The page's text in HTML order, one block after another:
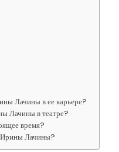
Лачины в ее карьере?
Лачины в театре?
время?
Ирины Лачины?